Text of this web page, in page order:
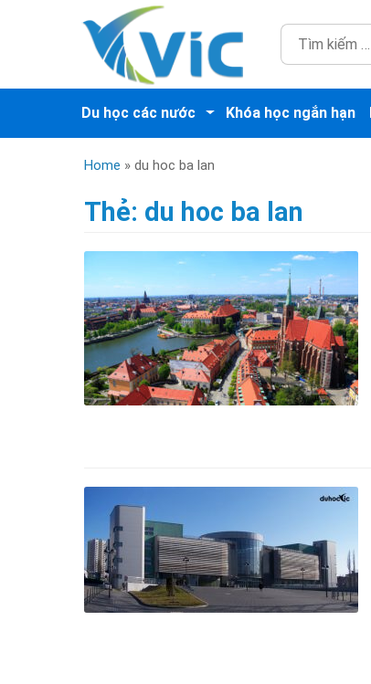
Du học các nước Khóa học ngắn hạn
Home » du hoc ba lan
Thẻ: du hoc ba lan